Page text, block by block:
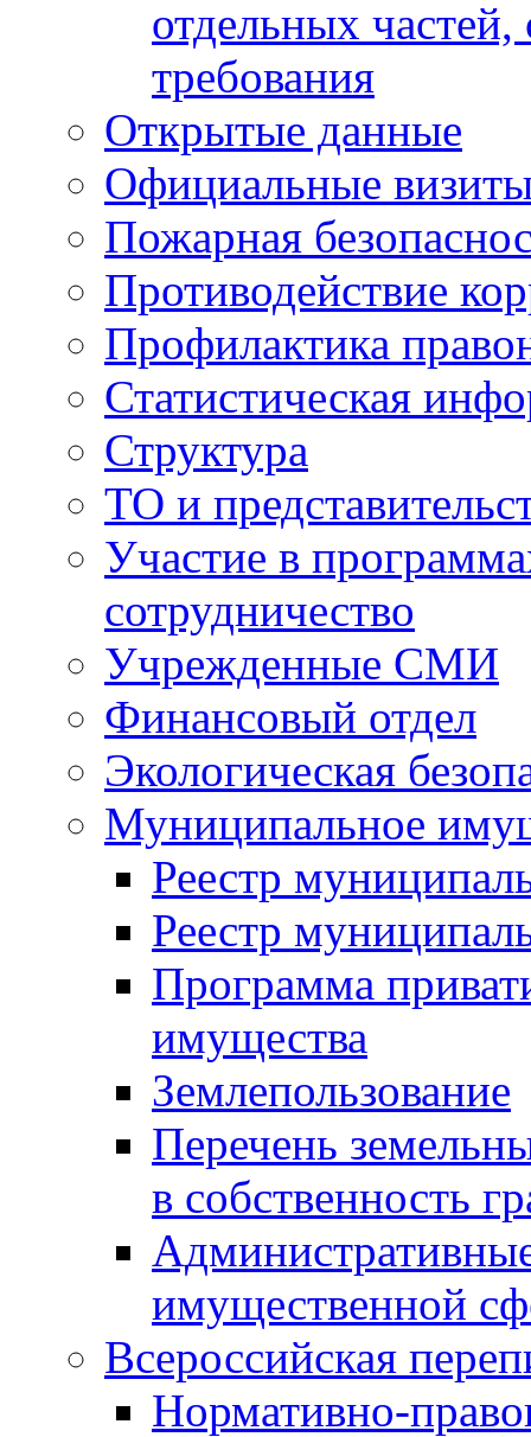
отдельных
требования
Открытые данные
Официальные
Пожарная
Противодействие
Профилактика
Статистическая
Структура
ТО и
Участие в
сотрудничество
Учрежденные СМИ
Финансовый отдел
Экологическая
Муниципальное
Реестр
Реестр
Программа
имущества
Землепользование
Перечень
в собственность
имущественной
Всероссийская
Нормативно-